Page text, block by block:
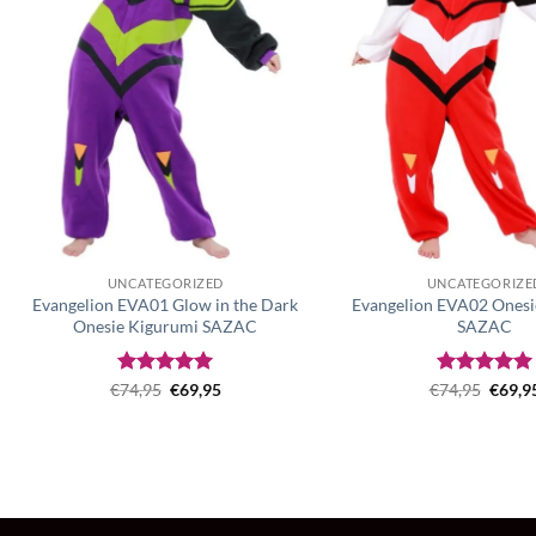
UNCATEGORIZED
Evangelion EVA01 Glow in the Dark
Onesie Kigurumi SAZAC
Rated5
€74,95 Original
€69,95Current
Evangelion EVA02
SAZAC
Rated5
€74,95 €